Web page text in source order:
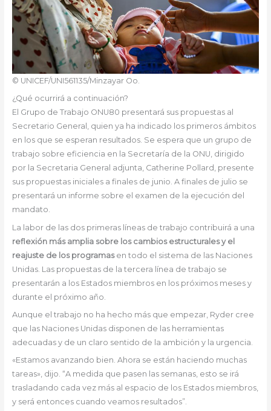
© UNICEF/UNI561135/Minzayar Oo.
¿Qué ocurrirá a continuación?
El Grupo de Trabajo ONU80 presentará sus propuestas al
Secretario General, quien ya ha indicado los primeros ámbitos
en los que se esperan resultados. Se espera que un grupo de
trabajo sobre eficiencia en la Secretaría de la ONU, dirigido
por la Secretaria General adjunta, Catherine Pollard, presente
sus propuestas iniciales a finales de junio. A finales de julio se
presentará un informe sobre el examen de la ejecución del
mandato.
La labor de las dos primeras líneas de trabajo contribuirá a una
reflexión más amplia sobre los cambios estructurales y el
reajuste de los programasen todo el sistema de las Naciones
Unidas. Las propuestas de la tercera línea de trabajo se
presentarán a los Estados miembros en los próximos meses y
durante el próximo año.
Aunque el trabajo no ha hecho más que empezar, Ryder cree
que las Naciones Unidas disponen de las herramientas
adecuadas y de un claro sentido de la ambición y la urgencia.
«Estamos avanzando bien. Ahora se están haciendo muchas
tareas», dijo. “A medida que pasen las semanas, esto se irá
trasladando cada vez más al espacio de los Estados miembros,
y será entonces cuando veamos resultados”.